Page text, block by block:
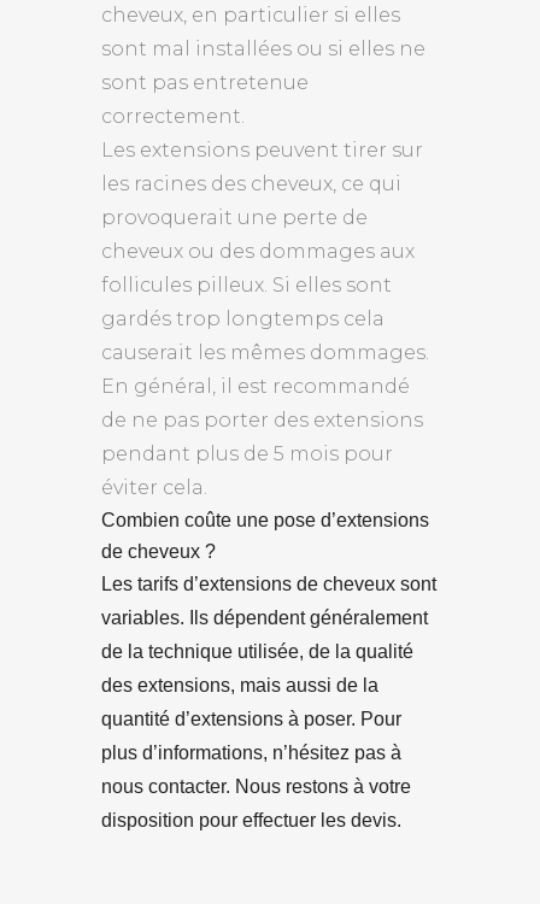
cheveux, en particulier si elles
sont mal installées ou si elles ne
sont pas entretenue
correctement.
Les extensions peuvent tirer sur
les racines des cheveux, ce qui
provoquerait une perte de
cheveux ou des dommages aux
follicules pilleux. Si elles sont
gardés trop longtemps cela
causerait les mêmes dommages.
En général, il est recommandé
de ne pas porter des extensions
pendant plus de 5 mois pour
éviter cela.
Combien coûte une pose d’extensions
de cheveux ?
Les tarifs d’extensions de cheveux sont
variables. Ils dépendent généralement
de la technique utilisée, de la qualité
des extensions, mais aussi de la
quantité d’extensions à poser. Pour
plus d’informations, n’hésitez pas à
nous contacter. Nous restons à votre
disposition pour effectuer les devis.